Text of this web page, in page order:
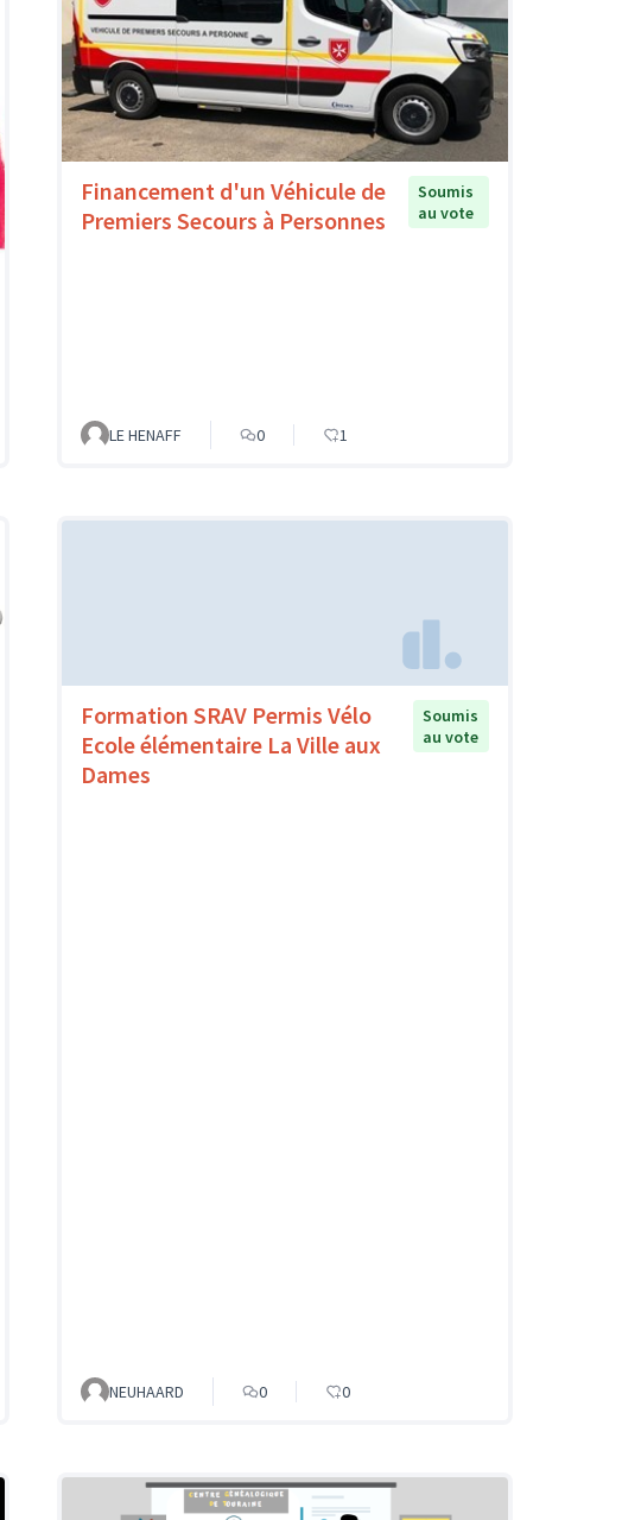
Financement d'un Véhicule de
Premiers Secours à Personnes
Soumis
au vote
LE HENAFF 0 1
Formation SRAV Permis Vélo
Ecole élémentaire La Ville aux
Dames
Soumis
au vote
NEUHAARD 0 0